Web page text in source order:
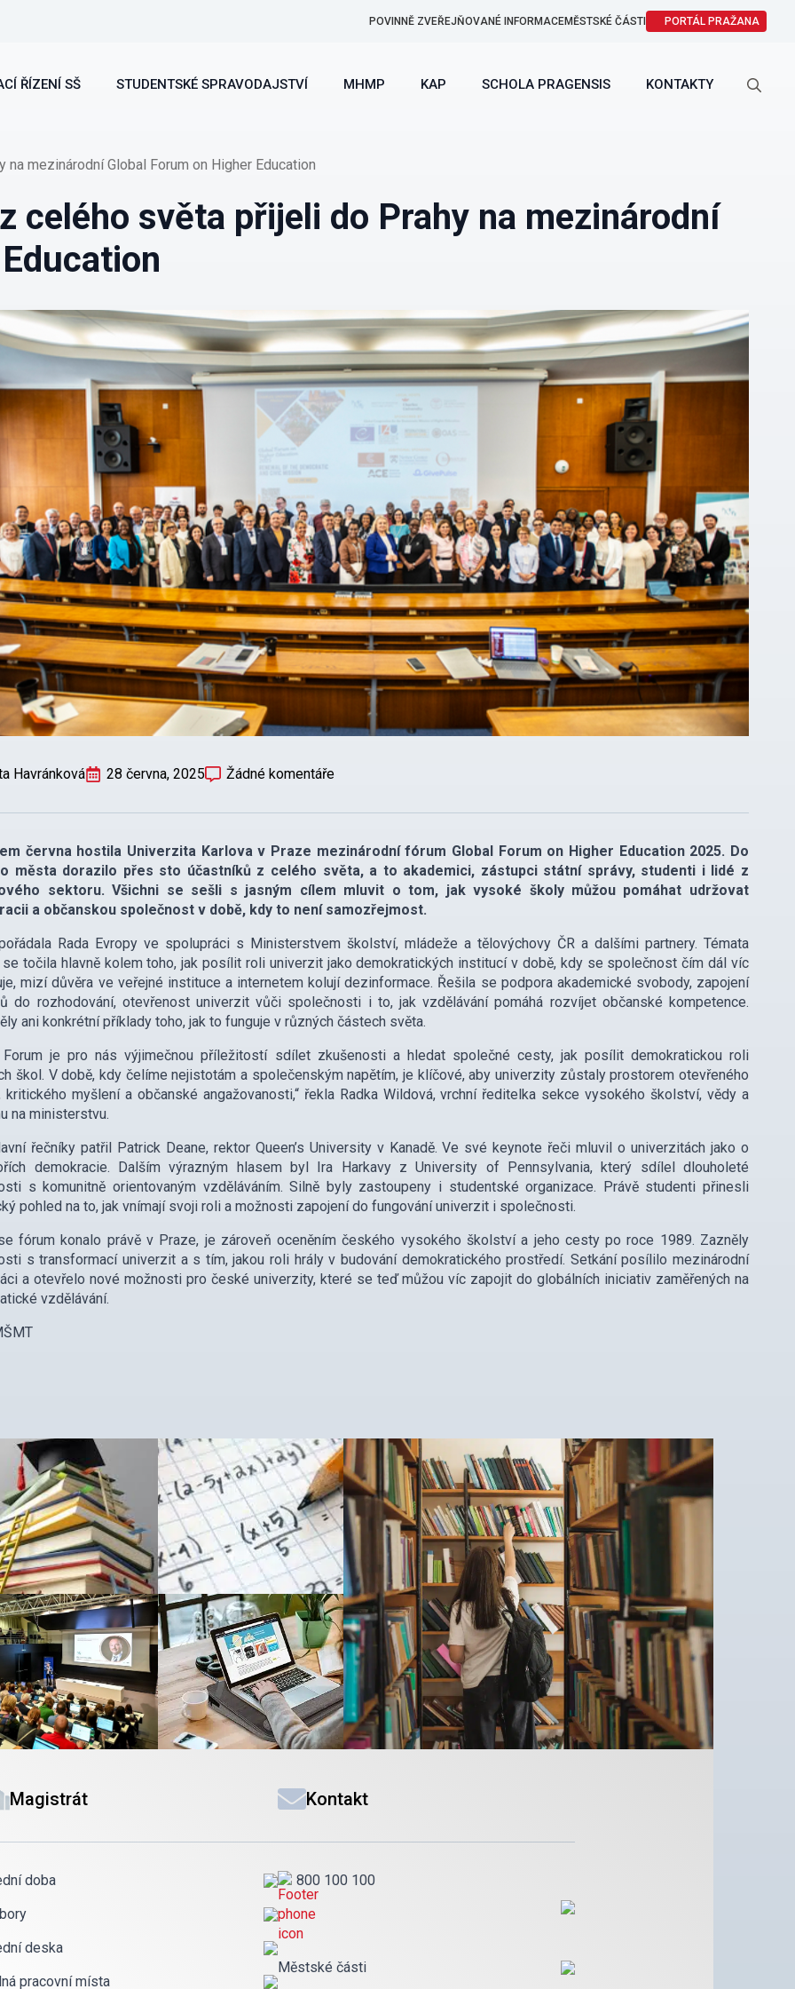
POVINNĚ ZVEŘEJŇOVANÉ INFORMACEMĚSTSKÉ ČÁSTI PORTÁL PRAŽANA
ŘÍZENÍ SŠ STUDENTSKÉ SPRAVODAJSTVÍ MHMP KAP SCHOLA PRAGENSIS KONTAKTY
mezinárodní Global Forum on Higher Education
celého světa přijeli do Prahy na mezinárodní
Havránková 28 června, 2025 Žádné komentáře
června hostila Univerzita Karlova v Praze mezinárodní fórum Global Forum on Higher Education 2025. Do
města dorazilo přes sto účastníků z celého světa, a to akademici, zástupci státní správy, studenti i lidé z
sektoru. Všichni se sešli s jasným cílem mluvit o tom, jak vysoké školy můžou pomáhat udržovat
a občanskou společnost v době, kdy to není samozřejmost.
Rada Evropy ve spolupráci s Ministerstvem školství, mládeže a tělovýchovy ČR a dalšími partnery. Témata
točila hlavně kolem toho, jak posílit roli univerzit jako demokratických institucí v době, kdy se společnost čím dál víc
mizí důvěra ve veřejné instituce a internetem kolují dezinformace. Řešila se podpora akademické svobody, zapojení
do rozhodování, otevřenost univerzit vůči společnosti i to, jak vzdělávání pomáhá rozvíjet občanské kompetence.
ani konkrétní příklady toho, jak to funguje v různých částech světa.
Forum je pro nás výjimečnou příležitostí sdílet zkušenosti a hledat společné cesty, jak posílit demokratickou roli
škol. V době, kdy čelíme nejistotám a společenským napětím, je klíčové, aby univerzity zůstaly prostorem otevřeného
kritického myšlení a občanské angažovanosti,“ řekla Radka Wildová, vrchní ředitelka sekce vysokého školství, vědy a
na ministerstvu.
řečníky patřil Patrick Deane, rektor Queen’s University v Kanadě. Ve své keynote řeči mluvil o univerzitách jako o
demokracie. Dalším výrazným hlasem byl Ira Harkavy z University of Pennsylvania, který sdílel dlouholeté
s komunitně orientovaným vzděláváním. Silně byly zastoupeny i studentské organizace. Právě studenti přinesli
pohled na to, jak vnímají svoji roli a možnosti zapojení do fungování univerzit i společnosti.
fórum konalo právě v Praze, je zároveň oceněním českého vysokého školství a jeho cesty po roce 1989. Zazněly
s transformací univerzit a s tím, jakou roli hrály v budování demokratického prostředí. Setkání posílilo mezinárodní
a otevřelo nové možnosti pro české univerzity, které se teď můžou víc zapojit do globálních iniciativ zaměřených na
vzdělávání.
Magistrát
doba
deska
pracovní místa
Kontakt
800 100 100
Městské části